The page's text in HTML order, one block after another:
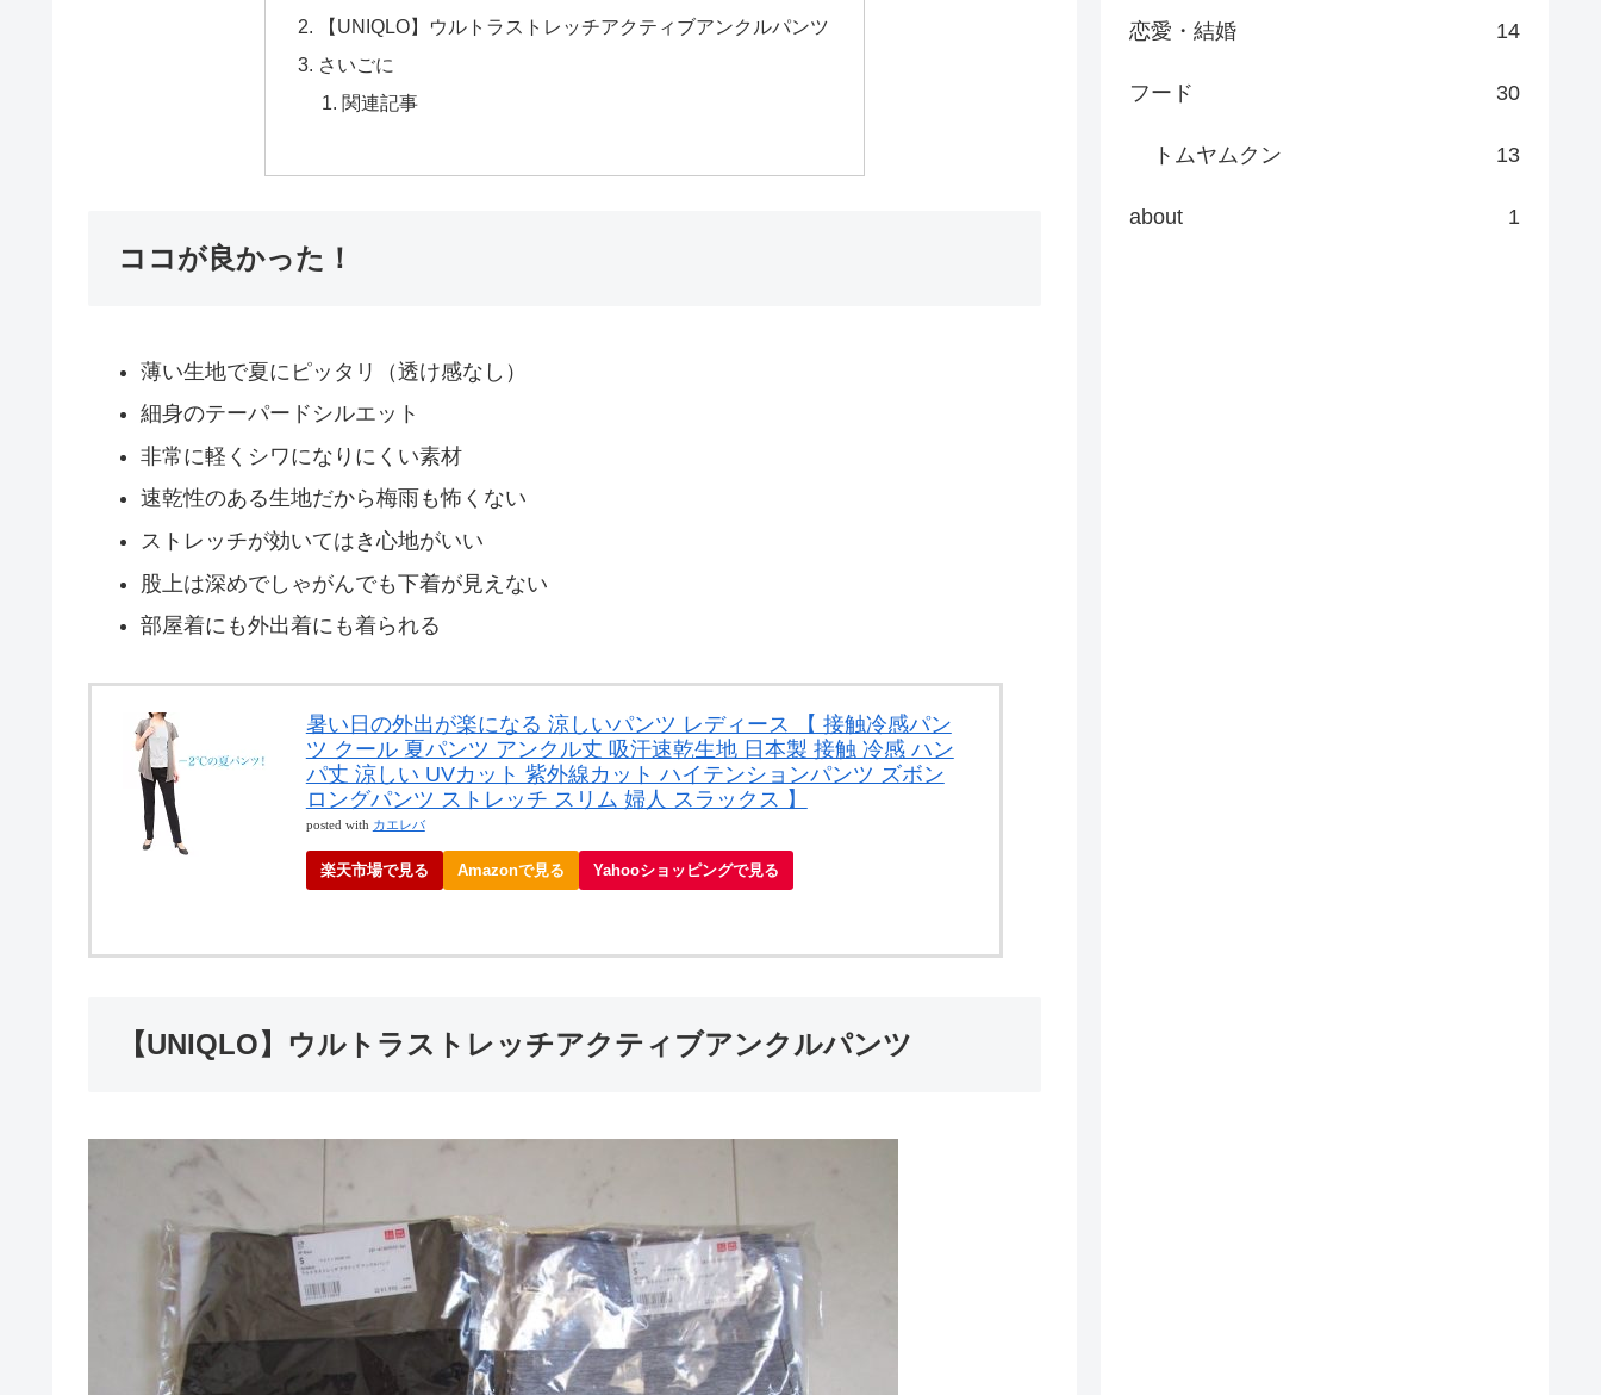
【UNIQLO】ウルトラストレッチアクティブアンクルパンツ
さいごに
関連記事
ココが良かった！
薄い生地で夏にピッタリ（透け感なし）
細身のテーパードシルエット
非常に軽くシワになりにくい素材
速乾性のある生地だから梅雨も怖くない
ストレッチが効いてはき心地がいい
股上は深めでしゃがんでも下着が見えない
部屋着にも外出着にも着られる
暑い日の外出が楽になる 涼しいパンツ レディース 【 接触冷感パン
ツ クール 夏パンツ アンクル丈 吸汗速乾生地 日本製 接触 冷感 ハン
パ丈 涼しい UVカット 紫外線カット ハイテンションパンツ ズボン
ロングパンツ ストレッチ スリム 婦人 スラックス 】
posted with カエレバ
楽天市場で見る Amazonで見る Yahooショッピングで見る
【UNIQLO】ウルトラストレッチアクティブアンクルパンツ
恋愛・結婚 14
フード 30
トムヤムクン 13
about 1